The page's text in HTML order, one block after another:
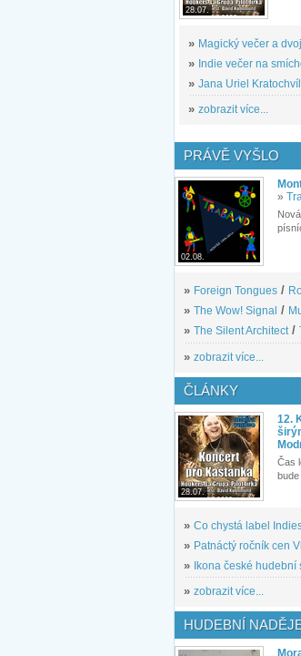
28.07.
» Magický večer a
» Indie večer na
» Jana Uriel
» zobrazit více...
PRÁVĚ VYŠLO
02.08.
»
» Foreign Tongues /
» The Wow! Signal /
» The Silent Architect/
» zobrazit více...
ČLÁNKY
28.07.
12.
Čas
bude
» Co chystá label
» Patnáctý ročník cen
» Ikona české hudební
» zobrazit více...
HUDEBNÍ